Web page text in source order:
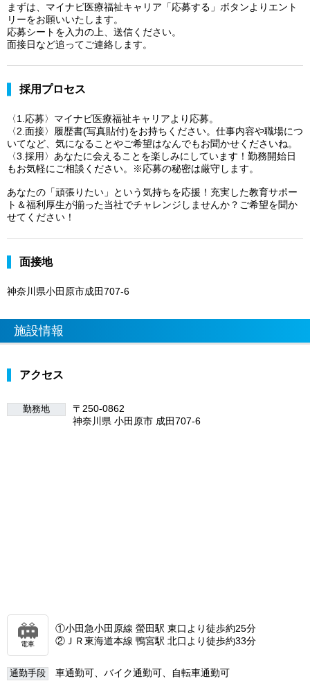
まずは、マイナビ医療福祉キャリア「応募する」ボタンよりエント
リーをお願いいたします。
応募シートを入力の上、送信ください。
面接日など追ってご連絡します。
採用プロセス
〈1.応募〉マイナビ医療福祉キャリアより応募。
〈2.面接〉履歴書(写真貼付)をお持ちください。仕事内容や職場につ
いてなど、気になることやご希望はなんでもお聞かせくださいね。
〈3.採用〉あなたに会えることを楽しみにしています！勤務開始日
もお気軽にご相談ください。※応募の秘密は厳守します。
あなたの「頑張りたい」という気持ちを応援！充実した教育サポー
ト＆福利厚生が揃った当社でチャレンジしませんか？ご希望を聞か
せてください！
面接地
神奈川県小田原市成田707-6
施設情報
アクセス
勤務地
〒250-0862
神奈川県 小田原市 成田707-6
電車
①小田急小田原線 螢田駅 東口より徒歩約25分
②ＪＲ東海道本線 鴨宮駅 北口より徒歩約33分
通勤手段 車通勤可、バイク通勤可、自転車通勤可